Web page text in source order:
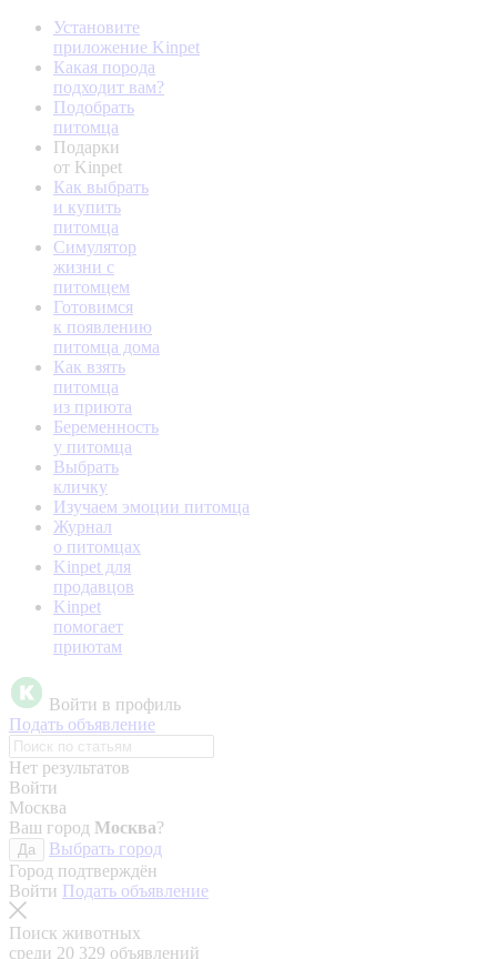
Установите
приложение Kinpet
Какая порода
подходит вам?
Подобрать
питомца
Подарки
от Kinpet
Как выбрать
и купить
питомца
Симулятор
жизни с
питомцем
Готовимся
к появлению
питомца дома
Как взять
питомца
из приюта
Беременность
у питомца
Выбрать
кличку
Изучаем эмоции питомца
Журнал
о питомцах
Kinpet для
продавцов
Kinpet
помогает
приютам
Войти в профиль
Подать объявление
Нет результатов
Войти
Москва
Ваш город Москва?
Да
Выбрать город
Город подтверждён
Войти Подать объявление
Поиск животных
среди 20 329 объявлений